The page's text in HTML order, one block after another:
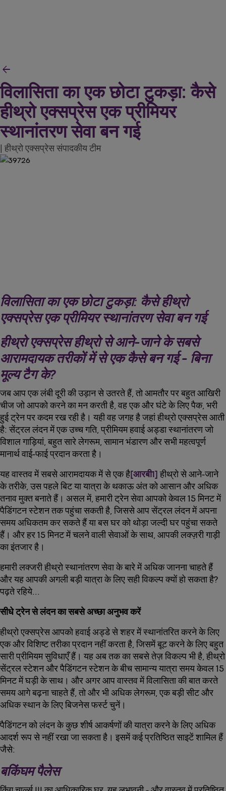
arrow_back
विलासिता का एक छोटा टुकड़ा: कैसे
हीथ्रो एक्सप्रेस एक प्रीमियर
स्थानांतरण सेवा बन गई
| हीथ्रो एक्सप्रेस संपादकीय टीम
विलासिता का एक छोटा टुकड़ा: कैसे हीथ्रो
एक्सप्रेस एक प्रीमियर स्थानांतरण सेवा बन गई
हीथ्रो एक्सप्रेस हीथ्रो से आने-जाने के सबसे
आरामदायक तरीकों में से एक कैसे बन गई - बिना
मूल्य टैग के?
जब आप एक लंबी दूरी की उड़ान से उतरते हैं, तो आमतौर पर बहुत आखिरी
चीज जो आपको करने का मन करती है, वह एक और घंटे के लिए पैक, भरी
हुई ट्रेन पर कदम रख रही है। यही वह जगह है जहां हीथ्रो एक्सप्रेस आती
है: सेंट्रल लंदन में एक उच्च गति, प्रीमियम हवाई अड्डा स्थानांतरण जो
विशाल गाड़ियां, बहुत सारे लेगरूम, सामान भंडारण और सभी महत्वपूर्ण
मानार्थ वाई-फाई प्रदान करता है।
यह वास्तव में सबसे आरामदायक में से एक है[आरबी1] हीथ्रो से आने-जाने
के तरीके, उस पहले बिट या यात्रा के थकाऊ अंत को आसान और अधिक
तनाव मुक्त बनाते हैं। असल में, हमारी ट्रेन सेवा आपको केवल 15 मिनट में
पैडिंगटन स्टेशन तक पहुंचा सकती है, जिससे आप सेंट्रल लंदन में अपना
समय अधिकतम कर सकते हैं या बस घर को थोड़ा जल्दी घर पहुंचा सकते
हैं। और हर 15 मिनट में चलने वाली सेवाओं के साथ, आपकी लक्ज़री गाड़ी
का इंतजार है।
हमारी लक्जरी हीथ्रो स्थानांतरण सेवा के बारे में अधिक जानना चाहते हैं
और यह आपकी अगली बड़ी यात्रा के लिए सही विकल्प क्यों हो सकता है?
पढ़ते रहिये...
सीधे ट्रेन से लंदन का सबसे अच्छा अनुभव करें
हीथ्रो एक्सप्रेस आपको हवाई अड्डे से शहर में स्थानांतरित करने के लिए
एक और विशिष्ट तरीका प्रदान नहीं करता है, जिसमें बूट करने के लिए बहुत
सारी प्रीमियम सुविधाएँ हैं। यह अब तक का सबसे तेज़ विकल्प भी है, हीथ्रो
सेंट्रल स्टेशन और पैडिंगटन स्टेशन के बीच सामान्य यात्रा समय केवल 15
मिनट में घड़ी के साथ। और अगर आप वास्तव में विलासिता की बात करते
समय आगे बढ़ना चाहते हैं, तो और भी अधिक लेगरूम, एक बड़ी सीट और
अधिक स्थान के लिए बिजनेस फर्स्ट चुनें।
पैडिंगटन को लंदन के कुछ शीर्ष आकर्षणों की यात्रा करने के लिए अधिक
आदर्श रूप से नहीं रखा जा सकता है। इसमें कई प्रतिष्ठित साइटें शामिल हैं
जैसे:
बकिंघम पैलेस